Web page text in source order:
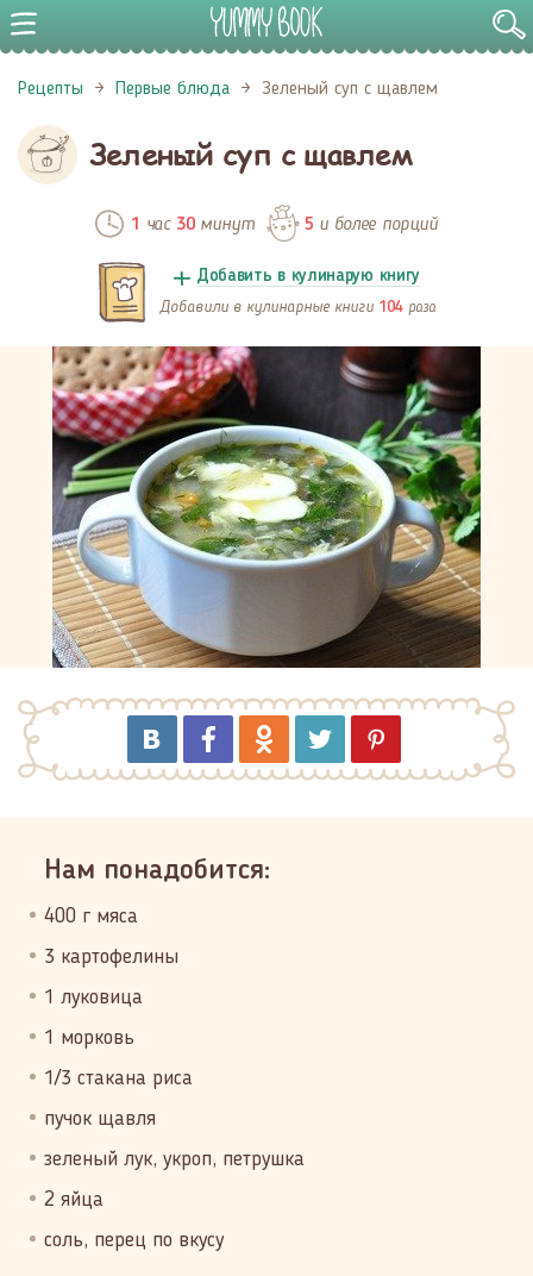
Рецепты Первые блюда Зеленый суп с щавлем
Зеленый суп с щавлем
1 час 30минут 5 и более порций
Добавить в кулинарую книгу
Добавили в кулинарные книги 104 раза
Нам понадобится:
400 г мяса
3 картофелины
1 луковица
1 морковь
1/3 стакана риса
пучoк щавля
зеленый лук, укроп, петрушка
2 яйца
соль, перец по вкусу